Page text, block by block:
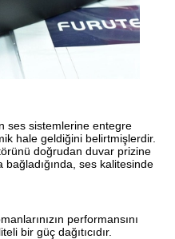
ses sistemlerine entegre
hale geldiğini belirtmişlerdir.
doğrudan duvar prizine
ses kalitesinde
performansını
bir güç dağıtıcıdır.